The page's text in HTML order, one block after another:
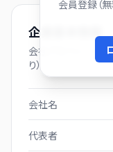
会員登録（
企業基本情報
会社プロフィール（
り）
会社名
代表者